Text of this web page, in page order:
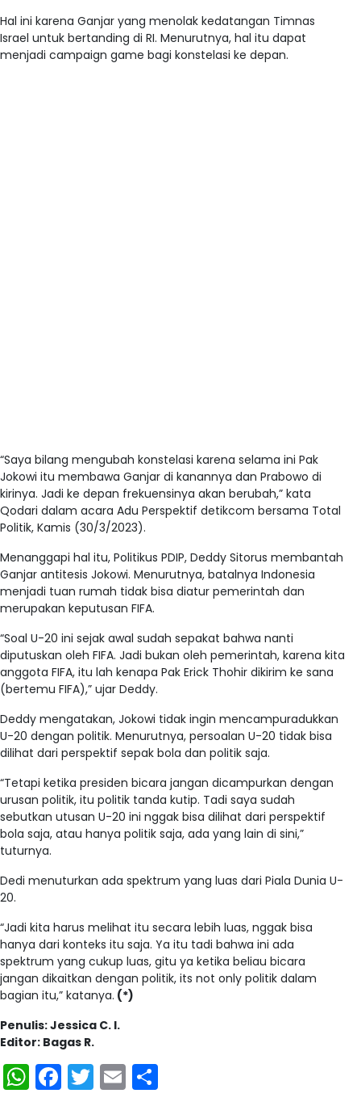
Hal ini karena Ganjar yang menolak kedatangan Timnas
Israel untuk bertanding di RI. Menurutnya, hal itu dapat
menjadi campaign game bagi konstelasi ke depan.
“Saya bilang mengubah konstelasi karena selama ini Pak
Jokowi itu membawa Ganjar di kanannya dan Prabowo di
kirinya. Jadi ke depan frekuensinya akan berubah,” kata
Qodari dalam acara Adu Perspektif detikcom bersama Total
Politik, Kamis (30/3/2023).
Menanggapi hal itu, Politikus PDIP, Deddy Sitorus membantah
Ganjar antitesis Jokowi. Menurutnya, batalnya Indonesia
menjadi tuan rumah tidak bisa diatur pemerintah dan
merupakan keputusan FIFA.
“Soal U-20 ini sejak awal sudah sepakat bahwa nanti
diputuskan oleh FIFA. Jadi bukan oleh pemerintah, karena kita
anggota FIFA, itu lah kenapa Pak Erick Thohir dikirim ke sana
(bertemu FIFA),” ujar Deddy.
Deddy mengatakan, Jokowi tidak ingin mencampuradukkan
U-20 dengan politik. Menurutnya, persoalan U-20 tidak bisa
dilihat dari perspektif sepak bola dan politik saja.
“Tetapi ketika presiden bicara jangan dicampurkan dengan
urusan politik, itu politik tanda kutip. Tadi saya sudah
sebutkan utusan U-20 ini nggak bisa dilihat dari perspektif
bola saja, atau hanya politik saja, ada yang lain di sini,”
tuturnya.
Dedi menuturkan ada spektrum yang luas dari Piala Dunia U-
20.
“Jadi kita harus melihat itu secara lebih luas, nggak bisa
hanya dari konteks itu saja. Ya itu tadi bahwa ini ada
spektrum yang cukup luas, gitu ya ketika beliau bicara
jangan dikaitkan dengan politik, its not only politik dalam
bagian itu,” katanya. (*)
Penulis: Jessica C. I.
Editor: Bagas R.
WhatsApp
Facebook
Twitter
Email